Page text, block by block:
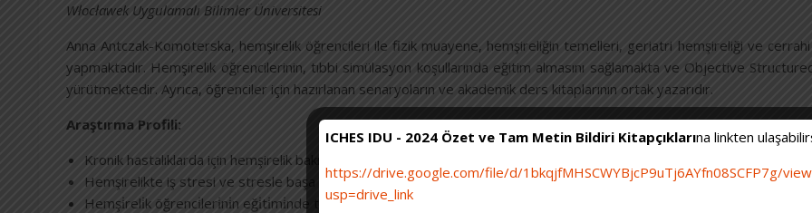
Włocławek Uygulamalı Bilimler Üniversitesi
Anna Antczak-Komoterska, hemşirelik öğrencileri ile fizik muayene, hemşireliğin temelleri, geriatri hemşireliği ve
yapmaktadır. Hemşirelik öğrencilerinin, tıbbi simülasyon koşullarında eğitim almasını sağlamakta ve Objective Structured
yürütmektedir. Ayrıca, öğrenciler için hazırlanan senaryoların ve akademik ders kitaplarının ortak yazarıdır.
Araştırma Profili:
Kronik hastalıklarda için hemşirelik bakımı
Hemşirelikte iş stresi ve stresle başa çıkma
Hemşi̇reli̇k öğrenci̇leri̇ni̇n eği̇ti̇mi̇nde tıbbi̇ si̇mülasyon
ICHES IDU - 2024 Özet ve Tam Metin Bildiri Kitapçıklarına linkten
https://drive.google.com/file/d/1bkqjfMHSCWYBjcP9uTj6AYfn08SCFP7g/
usp=drive_link